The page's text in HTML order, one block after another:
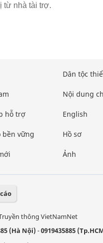
từ nhà tài trợ.
hỗ trợ
bền vững
Dân tộc
Nội dung
English
Hồ sơ
Ảnh
thông VietNamNet
(Hà Nội)-0919435885